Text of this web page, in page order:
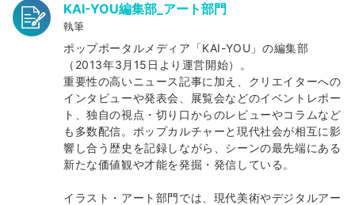
KAI-YOU編集部_アート部門
執筆
ポップポータルメディア「KAI-YOU」の編集部
（2013年3月15日より運営開始）。
重要性の高いニュース記事に加え、クリエイターへの
インタビューや発表会、展覧会などのイベントレポー
ト、独自の視点・切り口からのレビューやコラムなど
も多数配信。ポップカルチャーと現代社会が相互に影
響し合う歴史を記録しながら、シーンの最先端にある
新たな価値観や才能を発掘・発信している。
イラスト・アート部門では、現代美術やデジタルアー